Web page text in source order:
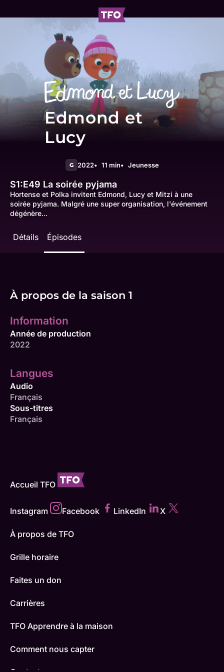
Edmond et
Lucy
G 2022 11 min Jeunesse
S1:E49 La soirée pyjama
Hortense et Polka invitent Edmond, Lucy et Mitzi à une
soirée pyjama. Malgré une super organisation, l'événement
dégénère...
Détails Épisodes
À propos de la saison 1
Information
Année de production
2022
Langues
Audio
Français
Sous-titres
Français
Accueil TFO
Instagram Facebook LinkedIn X
À propos de TFO
Grille horaire
Faites un don
Carrières
TFO Apprendre à la maison
Comment nous capter